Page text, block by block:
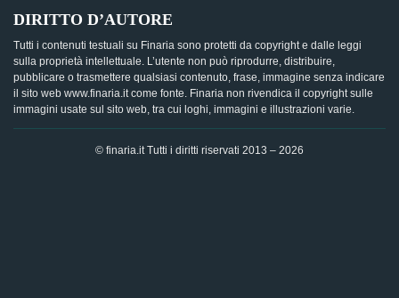
DIRITTO D’AUTORE
Tutti i contenuti testuali su Finaria sono protetti da copyright e dalle leggi
sulla proprietà intellettuale. L’utente non può riprodurre, distribuire,
pubblicare o trasmettere qualsiasi contenuto, frase, immagine senza indicare
il sito web www.finaria.it come fonte. Finaria non rivendica il copyright sulle
immagini usate sul sito web, tra cui loghi, immagini e illustrazioni varie.
© finaria.it Tutti i diritti riservati 2013 – 2026